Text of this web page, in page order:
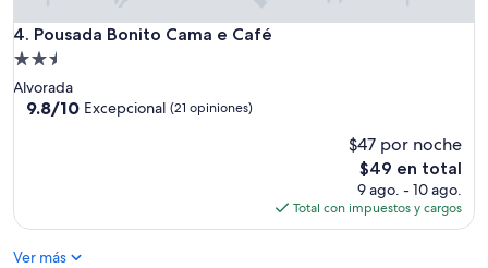
o
4. Pousada Bonito Cama e Café
Pousada Bonito Cama e Café
Propiedad
de
2.5
Alvorada
9.8
9.8/10 Excepcional (21 opiniones)
$47 por noche
El
precio
actual
es
$49 en total
9 ago. - 10 ago.
Total con impuestos y cargos
Ver más